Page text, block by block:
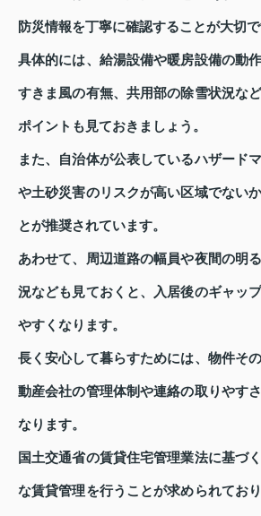
防災情報を丁寧に確認することが大切で
具体的には、給湯設備や暖房設備の動
すきま風の有無、共用部の除雪状況な
ポイントも見ておきましょう。
また、自治体が公表しているハザード
や土砂災害のリスクが高い区域でない
とが推奨されています。
あわせて、周辺道路の幅員や夜間の明
況なども見ておくと、入居後のギャッ
やすくなります。
長く安心して暮らすためには、物件そ
動産会社の管理体制や連絡の取りやす
なります。
国土交通省の賃貸住宅管理業法に基づ
な賃貸管理を行うことが求められてお